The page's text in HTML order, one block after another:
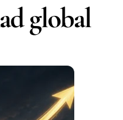
global